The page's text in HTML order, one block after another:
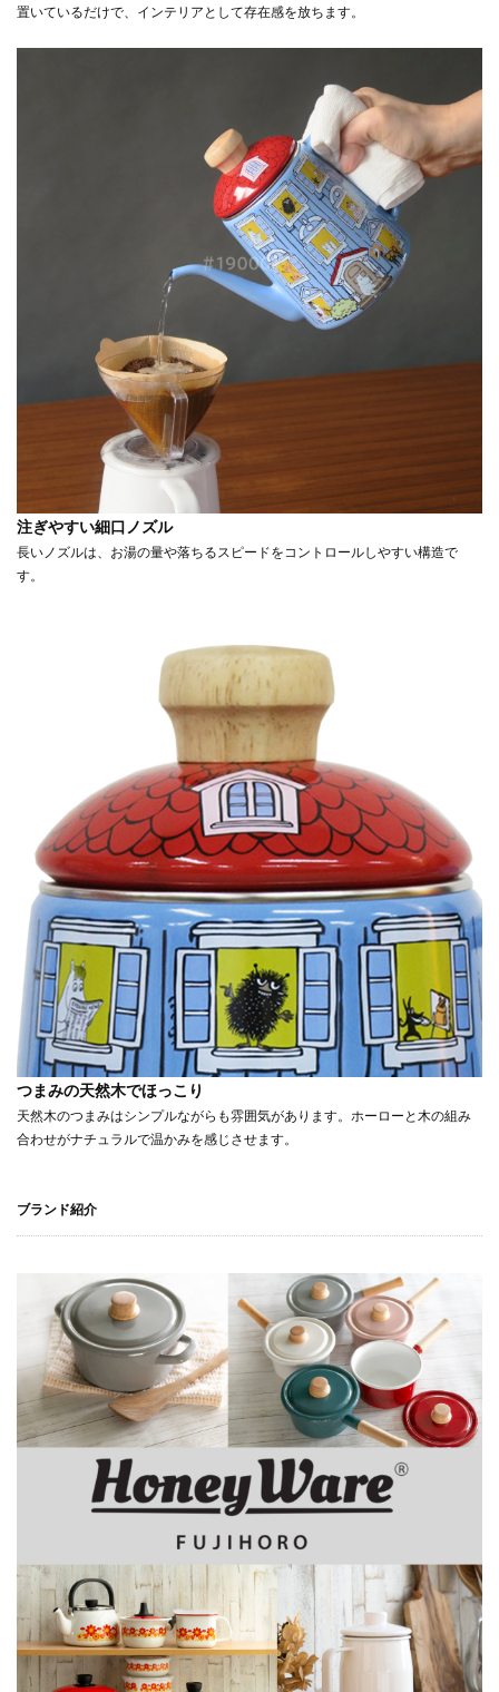
置いているだけで、インテリアとして存在感を放ちます。
注ぎやすい細口ノズル
長いノズルは、お湯の量や落ちるスピードをコントロールしやすい構造で
す。
つまみの天然木でほっこり
天然木のつまみはシンプルながらも雰囲気があります。ホーローと木の組み
合わせがナチュラルで温かみを感じさせます。
ブランド紹介